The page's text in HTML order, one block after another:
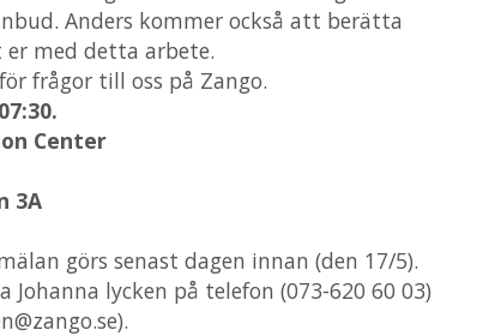
Anders kommer också att berätta
med detta arbete.
frågor till oss på Zango.
Center
3A
görs senast dagen innan (den 17/5).
lycken på telefon (073-620 60 03)